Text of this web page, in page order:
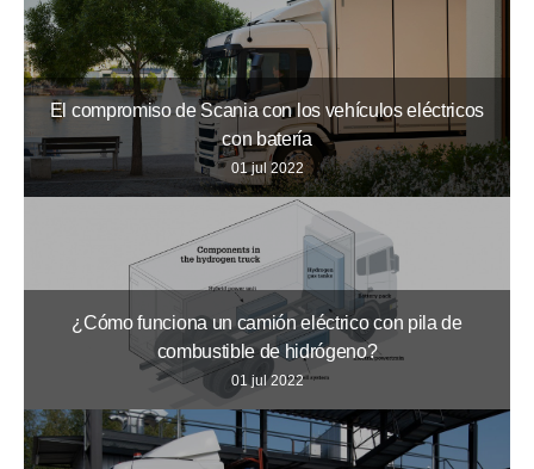
El compromiso de Scania con los vehículos eléctricos
con batería
01 jul 2022
¿Cómo funciona un camión eléctrico con pila de
combustible de hidrógeno?
01 jul 2022